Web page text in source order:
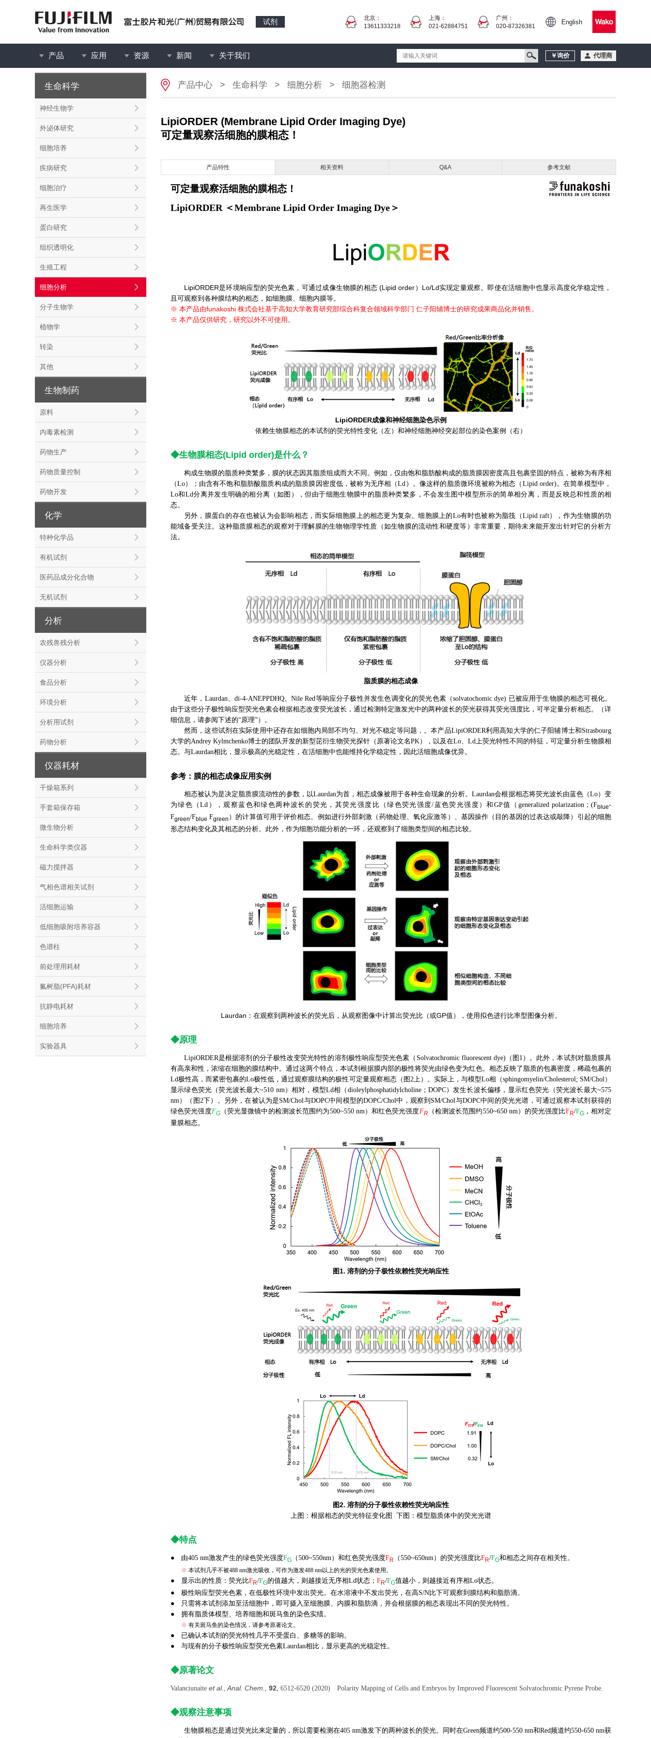
试剂
北京：
13611333218
上海：
021-62884751
广州：
020-87326381
English
产品 应用 资源 新闻 关于我们 ￥询价 代理商
生命科学
神经生物学
外泌体研究
细胞培养
疾病研究
细胞治疗
再生医学
蛋白研究
组织透明化
生殖工程
细胞分析
分子生物学
植物学
转染
其他
生物制药
原料
内毒素检测
药物生产
药物质量控制
药物开发
化学
特种化学品
有机试剂
医药品成分化合物
无机试剂
分析
农残兽残分析
仪器分析
食品分析
环境分析
分析用试剂
药物分析
仪器耗材
干燥箱系列
手套箱保存箱
微生物分析
生命科学类仪器
磁力搅拌器
气相色谱相关试剂
活细胞运输
低细胞吸附培养容器
色谱柱
前处理用耗材
氟树脂(PFA)耗材
抗静电耗材
细胞培养
实验器具
产品中心 > 生命科学 > 细胞分析 > 细胞器检测
LipiORDER (Membrane Lipid Order Imaging Dye)
可定量观察活细胞的膜相态！
产品特性 相关资料 Q&A 参考文献
可定量观察活细胞的膜相态！
LipiORDER ＜Membrane Lipid Order Imaging Dye＞
LipiORDER是环境响应型的荧光色素，可通过成像生物膜的相态 (Lipid order） Lo/Ld实现定量观察。即使在活细胞中也显示高度化学稳定性，
且可观察到各种膜结构的相态，如细胞膜、细胞内膜等。
※ 本产品由funakoshi 株式会社基于高知大学教育研究部综合科复合领域科学部门 仁子阳辅博士的研究成果商品化并销售。
※ 本产品仅供研究，研究以外不可使用。
LipiORDER成像和神经细胞染色示例
依赖生物膜相态的本试剂的荧光特性变化（左）和神经细胞神经突起部位的染色案例（右）
◆生物膜相态(Lipid order)是什么？
构成生物膜的脂质种类繁多，膜的状态因其脂质组成而大不同。例如，仅由饱和脂肪酸构成的脂质膜因密度高且包裹坚固的特点，被称为有序相
（Lo）；由含有不饱和脂肪酸脂质构成的脂质膜因密度低，被称为无序相（Ld）。像这样的脂质微环境被称为相态（ Lipid order)。在简单模型中，
Lo和Ld分离并发生明确的相分离（如图），但由于细胞生物膜中的脂质种类繁多，不会发生图中模型所示的简单相分离，而是反映总和性质的相
态。
另外，膜蛋白的存在也被认为会影响相态，而实际细胞膜上的相态更为复杂。细胞膜上的Lo有时也被称为脂筏（Lipid raft），作为生物膜的功
能域备受关注。这种脂质膜相态的观察对于理解膜的生物物理学性质（如生物膜的流动性和硬度等）非常重要，期待未来能开发出针对它的分析方
法。
脂质膜的相态成像
近年，Laurdan、di-4-ANEPPDHQ、Nile Red等响应分子极性并发生色调变化的荧光色素（solvatochomic dye) 已被应用于生物膜的相态可视化。
由于这些分子极性响应型荧光色素会根据相态改变荧光波长，通过检测特定激发光中的两种波长的荧光获得其荧光强度比，可半定量分析相态。（详
细信息，请参阅下述的“原理”）。
然而，这些试剂在实际使用中还存在如细胞内局部不均匀、对光不稳定等问题，。本产品LipiORDER利用高知大学的仁子阳辅博士和Strasbourg
大学的Andrey Kylmchenko博士的团队开发的新型芘衍生物荧光探针（原著论文名PK），以及在Lo、Ld上荧光特性不同的特征，可定量分析生物膜相
态。与Laurdan相比，显示极高的光稳定性，在活细胞中也能维持化学稳定性，因此活细胞成像优异。
参考：膜的相态成像应用实例
相态被认为是决定脂质膜流动性的参数，以Laurdan为首，相态成像被用于各种生命现象的分析。Laurdan会根据相态将荧光波长由蓝色（Lo）变
为绿色（Ld），观察蓝色和绿色两种波长的荧光，其荧光强度比（绿色荧光强度/蓝色荧光强度）和GP值（generalized polarization；(Fblue-
Fgreen/Fblue Fgreen ）的计算值可用于评价相态。例如进行外部刺激（药物处理、氧化应激等）、基因操作（目的基因的过表达或敲降）引起的细胞
形态结构变化及其相态的分析。此外，作为细胞功能分析的一环，还观察到了细胞类型间的相态比较。
Laurdan：在观察到两种波长的荧光后，从观察图像中计算出荧光比（或GP值），使用拟色进行比率型图像分析。
◆原理
LipiORDER是根据溶剂的分子极性改变荧光特性的溶剂极性响应型荧光色素（ Solvatochromic fluorescent dye) （图1）。此外，本试剂对脂质膜具
有高亲和性，浓缩在细胞的膜结构中。通过这两个特点，本试剂根据膜内部的极性将荧光由绿色变为红色。相态反映了脂质的包裹密度，稀疏包裹的
Ld极性高，而紧密包裹的Lo极性低，通过观察膜结构的极性可定量观察相态（图2上）。实际上，与模型Lo相（sphingomyelin/Cholesterol; SM/Chol ）
显示绿色荧光（荧光波长最大~510 nm）相对，模型Ld相（dioleylphosphatidylcholine；DOPC）发生长波长偏移，显示红色荧光（荧光波长最大~575
nm）（图2下）。另外，在被认为是SM/Chol与DOPC中间模型的DOPC/Chol中，观察到SM/Chol与DOPC中间的荧光光谱，可通过观察本试剂获得的
绿色荧光强度FG（荧光显微镜中的检测波长范围约为500~550 nm）和红色荧光强度FR（检测波长范围约550~650 nm）的荧光强度比FR/FG ，相对定
量膜相态。
图1. 溶剂的分子极性依赖性荧光响应性
图2. 溶剂的分子极性依赖性荧光响应性
上图：根据相态的荧光特征变化图 下图：模型脂质体中的荧光光谱
◆特点
● 由405 nm激发产生的绿色荧光强度FG （500~550nm）和红色荧光强度FR （550~650nm）的荧光强度比FR/FG和相态之间存在相关性。
※ 本试剂几乎不被488 nm激光吸收，可作为激发488 nm以上的光的荧光色素使用。
● 显示出的性质：荧光比FR/FG的值越大，则越接近无序相Ld状态； FR/FG值越小，则越接近有序相Lo状态。
● 极性响应型荧光色素，在低极性环境中发出荧光。在水溶液中不发出荧光，在高S/N比下可观察到膜结构和脂肪滴。
● 只需将本试剂添加至活细胞中，即可摄入至细胞膜、内膜和脂肪滴，并会根据膜的相态表现出不同的荧光特性。
● 拥有脂质体模型、培养细胞和斑马鱼的染色实绩。
※ 有关斑马鱼的染色情况，请参考原著论文。
● 已确认本试剂的荧光特性几乎不受蛋白、多糖等的影响。
● 与现有的分子极性响应型荧光色素Laurdan相比，显示更高的光稳定性。
◆原著论文
Valanciunaite et al., Anal. Chem., 92 , 6512-6520 (2020) Polarity Mapping of Cells and Embryos by Improved Fluorescent Solvatochromic Pyrene Probe.
◆观察注意事项
生物膜相态是通过荧光比来定量的，所以需要检测在405 nm激发下的两种波长的荧光。同时在Green频道约500-550 nm和Red频道约550-650 nm获